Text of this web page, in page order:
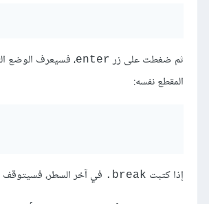
ثم ضغطت على زر enter، فسيعرف الوضع
المقطع نفسه:
إذا كتبت ‎.break في آخر السطر، فسيتوقف